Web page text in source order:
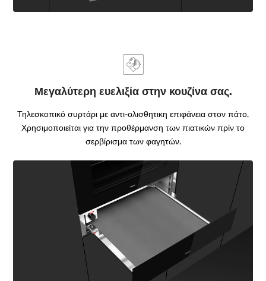
Μεγαλύτερη ευελιξία στην κουζίνα σας.
Τηλεσκοπικό συρτάρι με αντι-ολισθητικη επιφάνεια στον πάτο.
Χρησιμοποιείται για την προθέρμανση των πιατικών πρίν το
σερβίρισμα των φαγητών.